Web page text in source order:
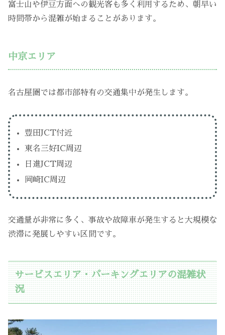
富士山や伊豆方面への観光客も多く利用するため、朝早い
時間帯から混雑が始まることがあります。
中京エリア
名古屋圏では都市部特有の交通集中が発生します。
豊田JCT付近
東名三好IC周辺
日進JCT周辺
岡崎IC周辺
交通量が非常に多く、事故や故障車が発生すると大規模な
渋滞に発展しやすい区間です。
サービスエリア・パーキングエリアの混雑状
況